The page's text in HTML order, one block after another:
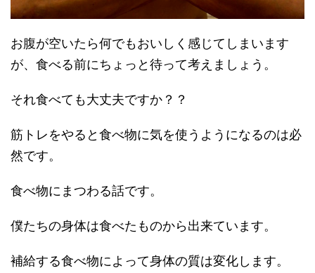
お腹が空いたら何でもおいしく感じてしまいます
が、食べる前にちょっと待って考えましょう。
それ食べても大丈夫ですか？？
筋トレをやると食べ物に気を使うようになるのは必
然です。
食べ物にまつわる話です。
僕たちの身体は食べたものから出来ています。
補給する食べ物によって身体の質は変化します。